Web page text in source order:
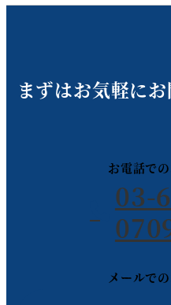
まずはお気軽に
お電話で
03-
メールで